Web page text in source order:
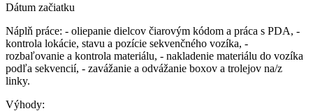
Dátum začiatku
Náplň práce: - oliepanie dielcov čiarovým kódom a práca s PDA, -
kontrola lokácie, stavu a pozície sekvenčného vozíka, -
rozbaľovanie a kontrola materiálu, - nakladenie materiálu do vozíka
podľa sekvencií, - zavážanie a odvážanie boxov a trolejov na/z
linky.
Výhody: